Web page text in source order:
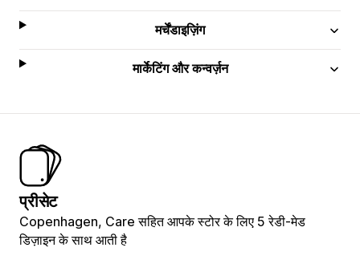
मर्चेंडाइज़िंग
मार्केटिंग और कन्वर्ज़न
प्रीसेट
Copenhagen, Care सहित आपके स्टोर के लिए 5 रेडी-मेड
डिज़ाइन के साथ आती है